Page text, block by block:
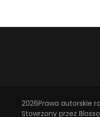
2026Prawa autorskie
Stowrzony przez